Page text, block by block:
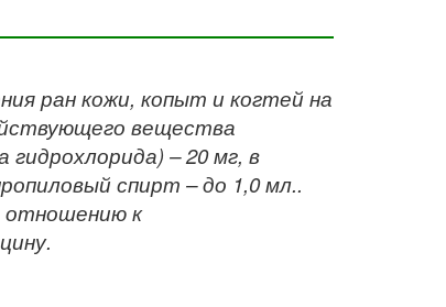
ран кожи, копыт и когтей на
вещества
– 20 мг, в
спирт – до 1,0 мл..
отношению к